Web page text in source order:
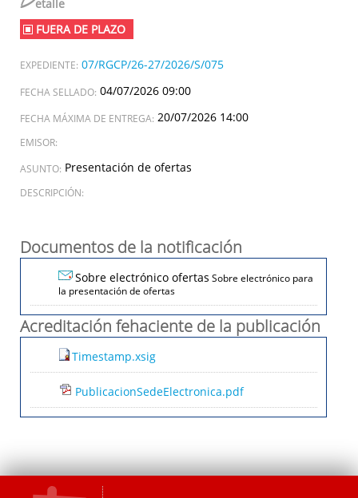
etalle
FUERA DE PLAZO
EXPEDIENTE: 07/RGCP/26-27/2026/S/075
FECHA SELLADO: 04/07/2026 09:00
FECHA MÁXIMA DE ENTREGA: 20/07/2026 14:00
EMISOR:
ASUNTO: Presentación de ofertas
DESCRIPCIÓN:
Documentos de la notificación
Sobre electrónico ofertas Sobre electrónico para
la presentación de ofertas
Acreditación fehaciente de la publicación
Timestamp.xsig
PublicacionSedeElectronica.pdf